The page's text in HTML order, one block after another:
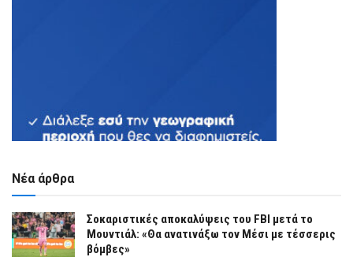
Νέα άρθρα
Σοκαριστικές αποκαλύψεις του FBI μετά το
Μουντιάλ: «Θα ανατινάξω τον Μέσι με τέσσερις
βόμβες»